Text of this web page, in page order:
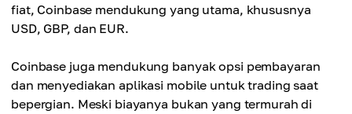
fiat, Coinbase mendukung yang utama, khususnya
USD, GBP, dan EUR.
Coinbase juga mendukung banyak opsi pembayaran
dan menyediakan aplikasi mobile untuk trading saat
bepergian. Meski biayanya bukan yang termurah di